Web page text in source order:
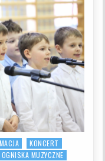
KONCERT
OGNISKA MUZYCZNE